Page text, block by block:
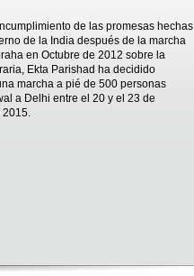
de las promesas hechas
de la India después de la marcha
en Octubre de 2012 sobre la
Ekta Parishad ha decidido
marcha a pié de 500 personas
a Delhi entre el 20 y el 23 de
2015.